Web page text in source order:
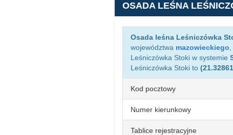
OSADA LEŚNA
Osada leśna Leśniczówka
województwa mazowieckiego
Leśniczówka Stoki w systemie
Leśniczówka Stoki to
Kod pocztowy
Numer kierunkowy
Tablice rejestracyjne